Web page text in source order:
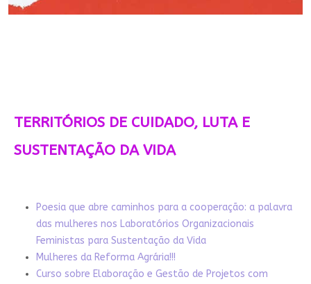
TERRITÓRIOS DE CUIDADO, LUTA E
SUSTENTAÇÃO DA VIDA
Poesia que abre caminhos para a cooperação: a palavra
das mulheres nos Laboratórios Organizacionais
Feministas para Sustentação da Vida
Mulheres da Reforma Agrária!!!
Curso sobre Elaboração e Gestão de Projetos com